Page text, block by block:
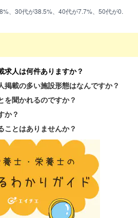
、30代が38.5%、40代が7.7%、50代が0.
求人は何件ありますか？
掲載の多い施設形態はなんですか？
を聞かれるのですか？
か？
ことはありませんか？